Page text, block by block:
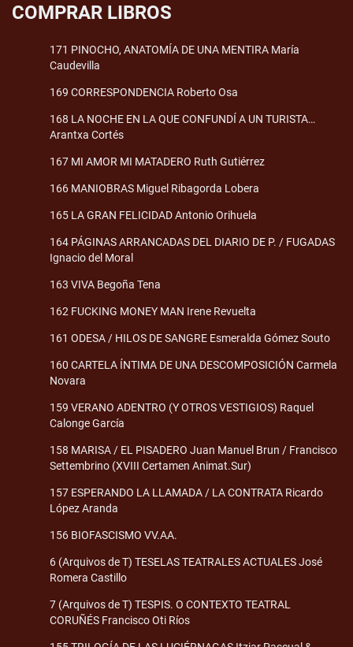
COMPRAR LIBROS
171 PINOCHO, ANATOMÍA DE UNA MENTIRA María
Caudevilla
169 CORRESPONDENCIA Roberto Osa
168 LA NOCHE EN LA QUE CONFUNDÍ A UN TURISTA…
Arantxa Cortés
167 MI AMOR MI MATADERO Ruth Gutiérrez
166 MANIOBRAS Miguel Ribagorda Lobera
165 LA GRAN FELICIDAD Antonio Orihuela
164 PÁGINAS ARRANCADAS DEL DIARIO DE P. / FUGADAS
Ignacio del Moral
163 VIVA Begoña Tena
162 FUCKING MONEY MAN Irene Revuelta
161 ODESA / HILOS DE SANGRE Esmeralda Gómez Souto
160 CARTELA ÍNTIMA DE UNA DESCOMPOSICIÓN Carmela
Novara
159 VERANO ADENTRO (Y OTROS VESTIGIOS) Raquel
Calonge García
158 MARISA / EL PISADERO Juan Manuel Brun / Francisco
Settembrino (XVIII Certamen Animat.Sur)
157 ESPERANDO LA LLAMADA / LA CONTRATA Ricardo
López Aranda
156 BIOFASCISMO VV.AA.
6 (Arquivos de T) TESELAS TEATRALES ACTUALES José
Romera Castillo
7 (Arquivos de T) TESPIS. O CONTEXTO TEATRAL
CORUÑÉS Francisco Oti Ríos